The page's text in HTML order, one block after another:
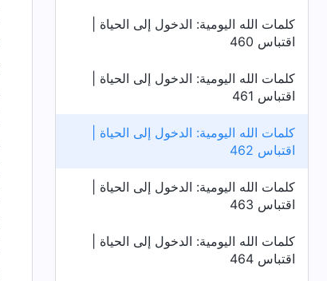
كلمات الله اليومية: الدخول إلى الحياة |
اقتباس 460
كلمات الله اليومية: الدخول إلى الحياة |
اقتباس 461
كلمات الله اليومية: الدخول إلى الحياة |
اقتباس 462
كلمات الله اليومية: الدخول إلى الحياة |
اقتباس 463
كلمات الله اليومية: الدخول إلى الحياة |
اقتباس 464